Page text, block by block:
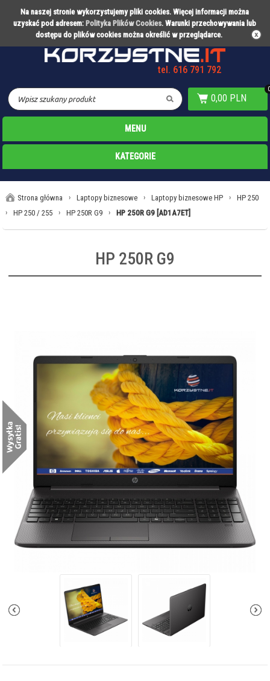
Na naszej stronie wykorzystujemy pliki cookies. Więcej informacji można
uzyskać pod adresem: Polityka Plików Cookies. Warunki przechowywania lub
dostępu do plików cookies można określić w przeglądarce.
Partner technologiczny Warty Poznań
tel. 616 791 792
0,00 PLN
0
MENU
KATEGORIE
Strona główna › Laptopy biznesowe › Laptopy biznesowe HP › HP 250
› HP 250 / 255 › HP 250R G9 › HP 250R G9 [AD1A7ET]
HP 250R G9